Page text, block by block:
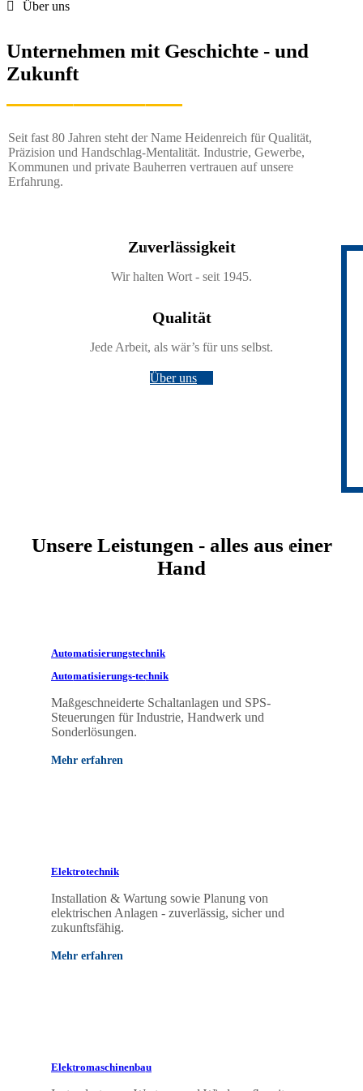
Über uns
Unternehmen mit Geschichte - und
Zukunft
Seit fast 80 Jahren steht der Name Heidenreich für Qualität,
Präzision und Handschlag-Mentalität. Industrie, Gewerbe,
Kommunen und private Bauherren vertrauen auf unsere
Erfahrung.
Zuverlässigkeit
Wir halten Wort - seit 1945.
Qualität
Jede Arbeit, als wär’s für uns selbst.
Über uns
Unsere Leistungen - alles aus einer
Hand
Automatisierungstechnik
Automatisierungs-technik
Maßgeschneiderte Schaltanlagen und SPS-
Steuerungen für Industrie, Handwerk und
Sonderlösungen.
Mehr erfahren
Elektrotechnik
Installation & Wartung sowie Planung von
elektrischen Anlagen - zuverlässig, sicher und
zukunftsfähig.
Mehr erfahren
Elektromaschinenbau